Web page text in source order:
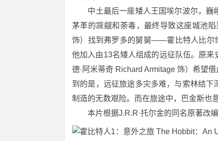
中土最后一座矮人王国埃尔波尔，巍
茅革的觊觎和荼毒，最终导致这座城池
饰）找到弗罗多的舅舅——霍比特人比尔
他加入由13名矮人组成的远征队伍。原
德·阿米蒂奇 Richard Armitage 饰）希望
到的是，远征旅途多灾多难，与索林结
制造的无数艰险。而在旅途中，巴金斯
本片根据J.R.R·托尔金的同名原著改编